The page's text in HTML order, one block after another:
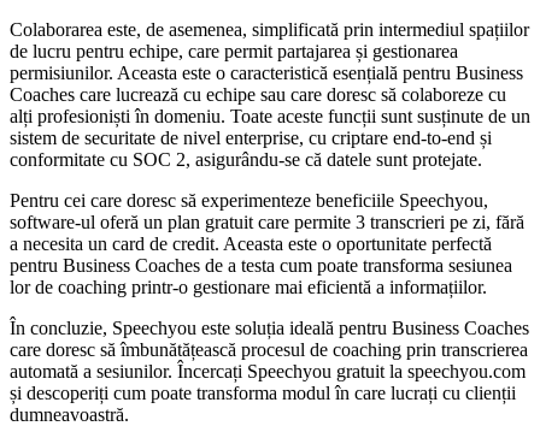
Colaborarea este, de asemenea, simplificată prin intermediul spațiilor
de lucru pentru echipe, care permit partajarea și gestionarea
permisiunilor. Aceasta este o caracteristică esențială pentru Business
Coaches care lucrează cu echipe sau care doresc să colaboreze cu
alți profesioniști în domeniu. Toate aceste funcții sunt susținute de un
sistem de securitate de nivel enterprise, cu criptare end-to-end și
conformitate cu SOC 2, asigurându-se că datele sunt protejate.
Pentru cei care doresc să experimenteze beneficiile Speechyou,
software-ul oferă un plan gratuit care permite 3 transcrieri pe zi, fără
a necesita un card de credit. Aceasta este o oportunitate perfectă
pentru Business Coaches de a testa cum poate transforma sesiunea
lor de coaching printr-o gestionare mai eficientă a informațiilor.
În concluzie, Speechyou este soluția ideală pentru Business Coaches
care doresc să îmbunătățească procesul de coaching prin transcrierea
automată a sesiunilor. Încercați Speechyou gratuit la speechyou.com
și descoperiți cum poate transforma modul în care lucrați cu clienții
dumneavoastră.